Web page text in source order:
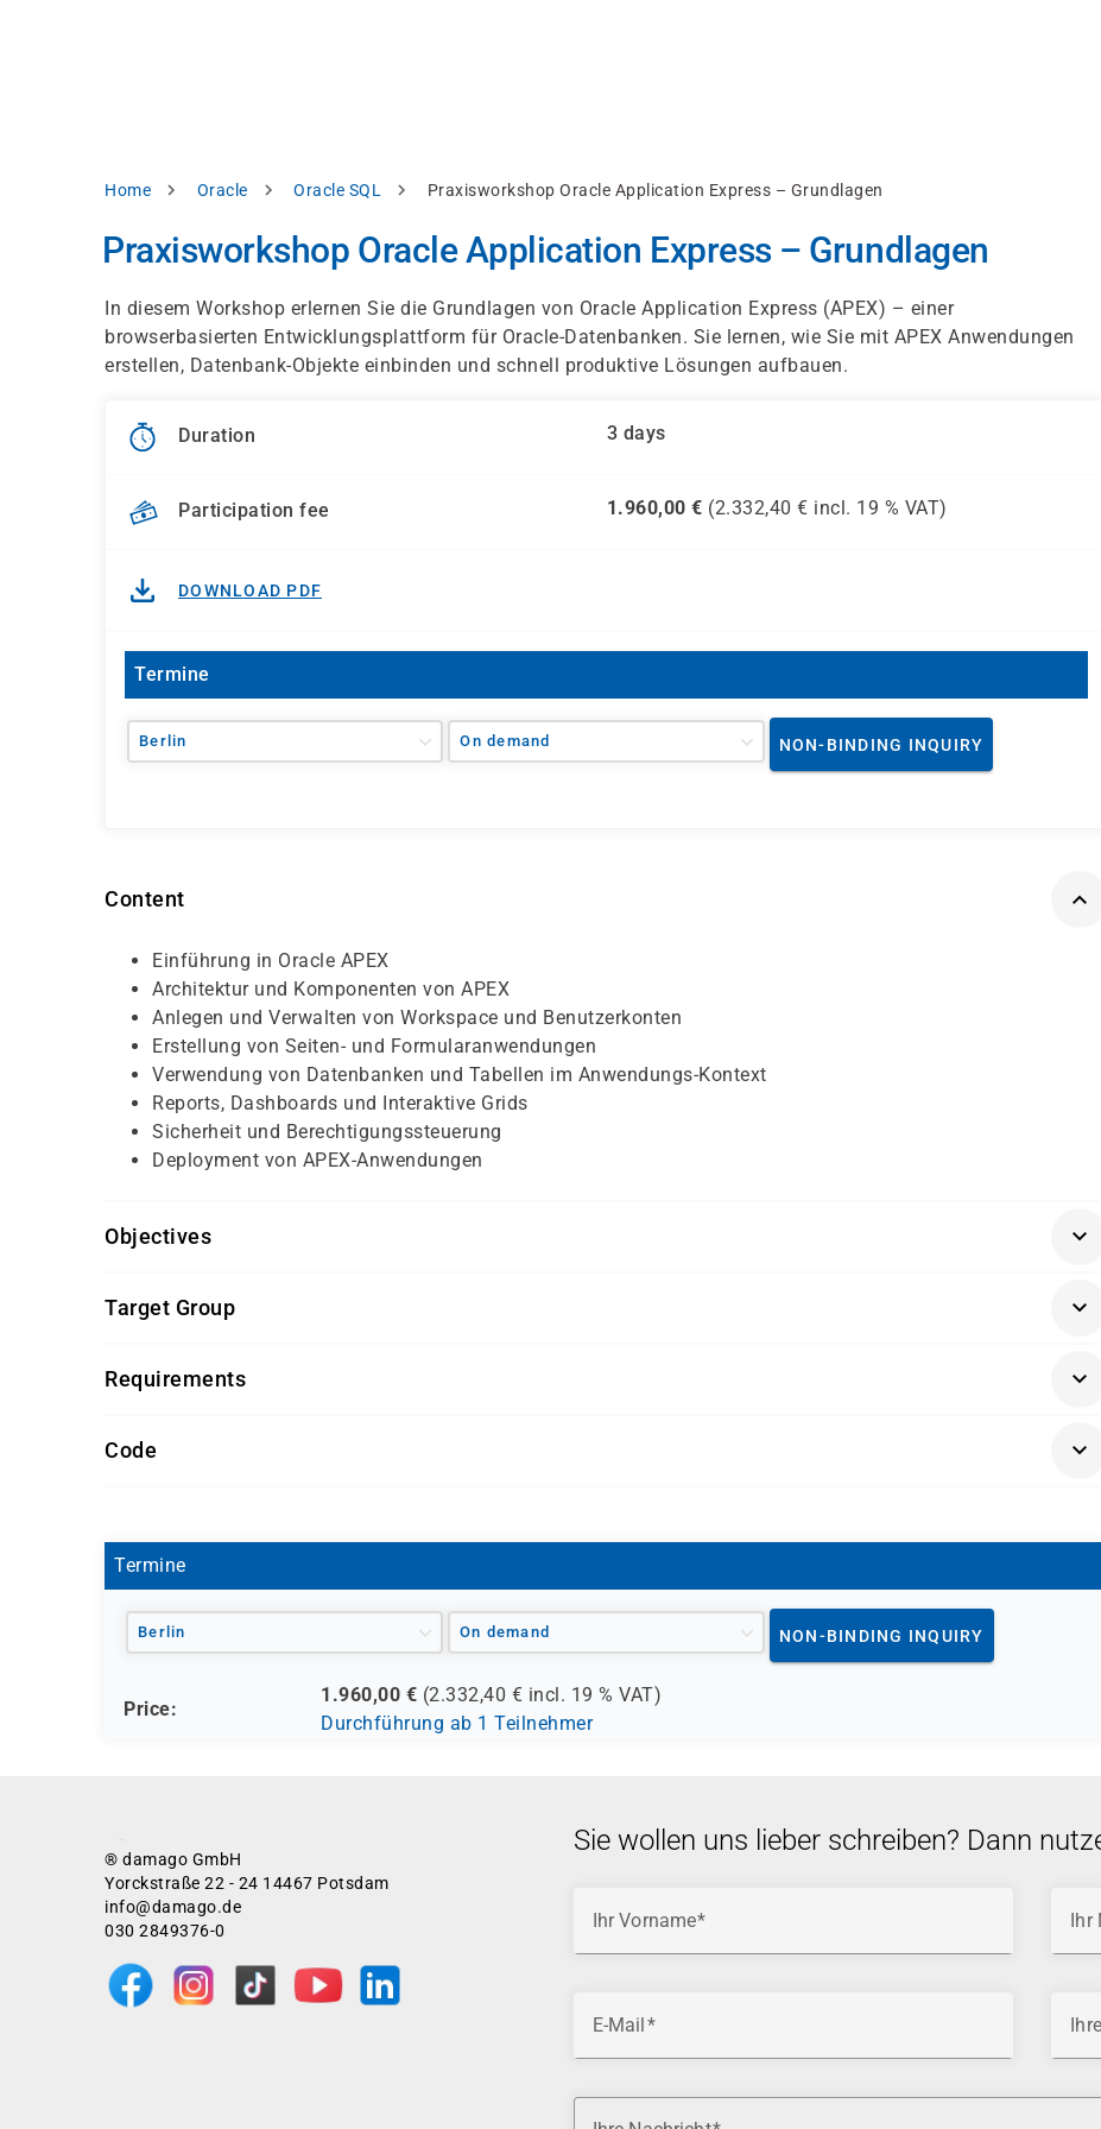
Breadcrumb
Home Oracle Oracle SQL Praxisworkshop Oracle Application Express – Grundlagen
Praxisworkshop Oracle Application Express – Grundlagen
In diesem Workshop erlernen Sie die Grundlagen von Oracle Application Express (APEX) – einer
browserbasierten Entwicklungsplattform für Oracle-Datenbanken. Sie lernen, wie Sie mit APEX Anwendungen
erstellen, Datenbank-Objekte einbinden und schnell produktive Lösungen aufbauen.
Duration 3 days
Participation fee 1.960,00 € (2.332,40 € incl. 19 % VAT)
DOWNLOAD PDF
Termine
Berlin On demand NON-BINDING INQUIRY
Content
Einführung in Oracle APEX
Architektur und Komponenten von APEX
Anlegen und Verwalten von Workspace und Benutzerkonten
Erstellung von Seiten- und Formularanwendungen
Verwendung von Datenbanken und Tabellen im Anwendungs-Kontext
Reports, Dashboards und Interaktive Grids
Sicherheit und Berechtigungssteuerung
Deployment von APEX-Anwendungen
Objectives
sinnvoll
Target Group
realisieren möchten
Requirements
Code
Termine
Berlin On demand NON-BINDING INQUIRY
Price:
1.960,00 € (2.332,40 € incl. 19 % VAT)
Durchführung ab 1 Teilnehmer
® damago GmbH
Yorckstraße 22 - 24 14467 Potsdam
info@damago.de
030 2849376-0
Sie wollen uns lieber schreiben? Dann
Ihr Vorname Ihr
E-Mail